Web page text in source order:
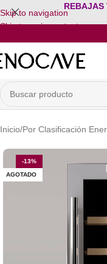
Skip to navigation
Skip to main content
REBAJAS
Inicio/Por Clasificación
-13%
AGOTADO